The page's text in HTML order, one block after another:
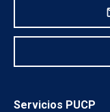
Servicios PUCP